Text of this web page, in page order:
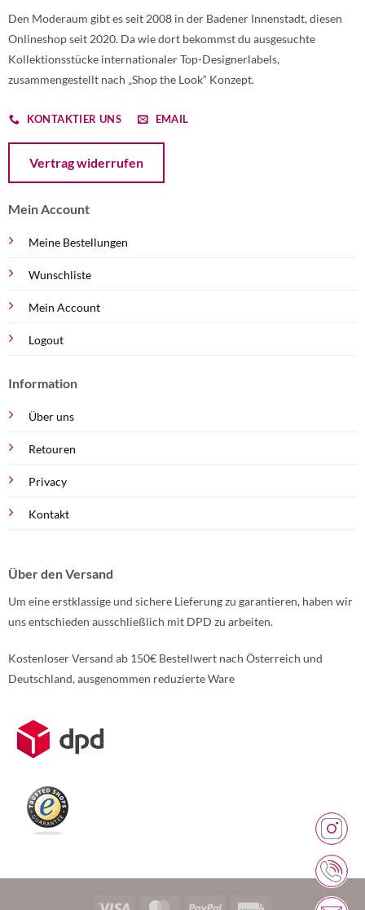
Den Moderaum gibt es seit 2008 in der Badener Innenstadt, diesen
Onlineshop seit 2020. Da wie dort bekommst du ausgesuchte
Kollektionsstücke internationaler Top-Designerlabels,
zusammengestellt nach „Shop the Look“ Konzept.
KONTAKTIER UNS EMAIL
Vertrag widerrufen
Mein Account
Meine Bestellungen
Wunschliste
Mein Account
Logout
Information
Über uns
Retouren
Privacy
Kontakt
Über den Versand
Um eine erstklassige und sichere Lieferung zu garantieren, haben wir
uns entschieden ausschließlich mit DPD zu arbeiten.
Kostenloser Versand ab 150€ Bestellwert nach Österreich und
Deutschland, ausgenommen reduzierte Ware
Weitere Informationen über den gesperrten Inhalt.
Visa MasterCardPayPal